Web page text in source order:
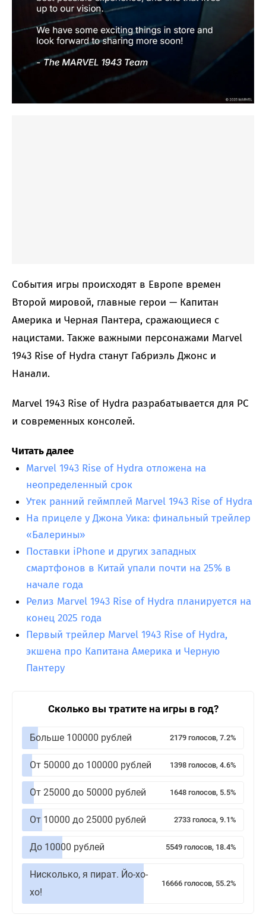
События игры происходят в Европе времен
Второй мировой, главные герои — Капитан
Америка и Черная Пантера, сражающиеся с
нацистами. Также важными персонажами Marvel
1943 Rise of Hydra станут Габриэль Джонс и
Нанали.
Marvel 1943 Rise of Hydra разрабатывается для PC
и современных консолей.
Читать далее
Marvel 1943 Rise of Hydra отложена на
неопределенный срок
Утек ранний геймплей Marvel 1943 Rise of Hydra
На прицеле у Джона Уика: финальный трейлер
«Балерины»
Поставки iPhone и других западных
смартфонов в Китай упали почти на 25% в
начале года
Релиз Marvel 1943 Rise of Hydra планируется на
конец 2025 года
Первый трейлер Marvel 1943 Rise of Hydra,
экшена про Капитана Америка и Черную
Пантеру
Сколько вы тратите на игры в год?
Больше 100000 рублей 2179 голосов, 7.2%
От 50000 до 100000 рублей 1398 голосов, 4.6%
От 25000 до 50000 рублей 1648 голосов, 5.5%
От 10000 до 25000 рублей 2733 голоса, 9.1%
До 10000 рублей 5549 голосов, 18.4%
Нисколько, я пират. Йо-хо-
хо!
16666 голосов, 55.2%